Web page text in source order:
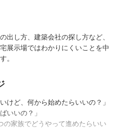
出し方、建築会社の探し方など、
展示場ではわかりにくいことを中
。
けど、何から始めたらいいの？」
いいの？」
の家族でどうやって進めたらいい